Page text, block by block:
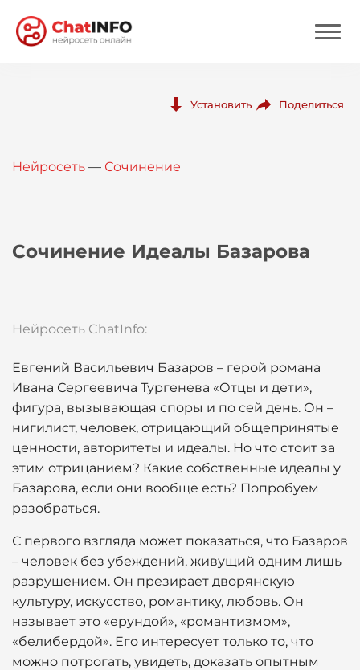
Вход
Установить Поделиться
Нейросеть — Сочинение
Сочинение Идеалы Базарова
Нейросеть ChatInfo:
Евгений Васильевич Базаров – герой романа
Ивана Сергеевича Тургенева «Отцы и дети»,
фигура, вызывающая споры и по сей день. Он –
нигилист, человек, отрицающий общепринятые
ценности, авторитеты и идеалы. Но что стоит за
этим отрицанием? Какие собственные идеалы у
Базарова, если они вообще есть? Попробуем
разобраться.
С первого взгляда может показаться, что Базаров
– человек без убеждений, живущий одним лишь
разрушением. Он презирает дворянскую
культуру, искусство, романтику, любовь. Он
называет это «ерундой», «романтизмом»,
«белибердой». Его интересует только то, что
можно потрогать, увидеть, доказать опытным